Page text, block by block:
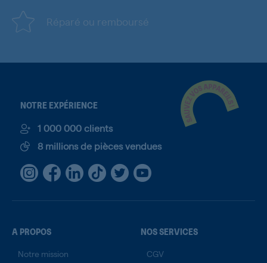
Réparé ou remboursé
NOTRE EXPÉRIENCE
1 000 000 clients
8 millions de pièces vendues
A PROPOS
Notre mission
NOS SERVICES
CGV